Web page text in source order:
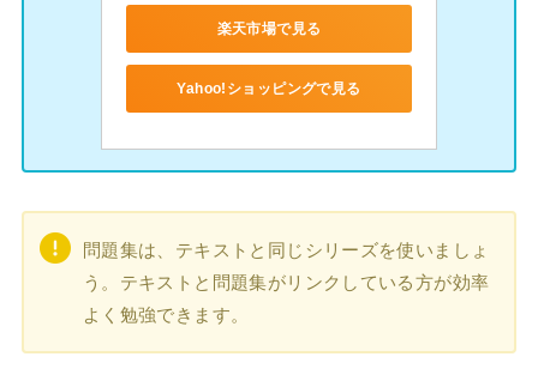
楽天市場で見る
Yahoo!ショッピングで見る
問題集は、テキストと同じシリーズを使いましょ
う。テキストと問題集がリンクしている方が効率
よく勉強できます。